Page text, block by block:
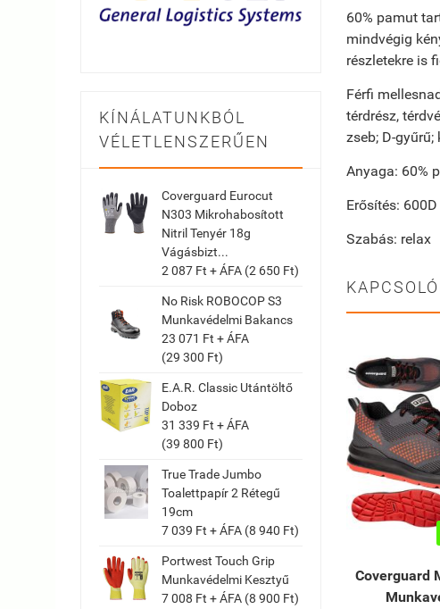
KÍNÁLATUNKBÓL
VÉLETLENSZERŰEN
Coverguard Eurocut
N303 Mikrohabosított
Nitril Tenyér 18g
Vágásbizt...
2 087 Ft + ÁFA (2 650 Ft)
No Risk ROBOCOP S3
Munkavédelmi Bakancs
23 071 Ft + ÁFA
(29 300 Ft)
E.A.R. Classic Utántöltő
Doboz
31 339 Ft + ÁFA
(39 800 Ft)
True Trade Jumbo
Toalettpapír 2 Rétegű
19cm
7 039 Ft + ÁFA (8 940 Ft)
Portwest Touch Grip
Munkavédelmi Kesztyű
7 008 Ft + ÁFA (8 900 Ft)
60% pamut
mindvégig
részletekre is
Férfi
térdrész,
zseb; D-
Anyaga: 60%
Erősítés:
Szabás: relax
Coverguard